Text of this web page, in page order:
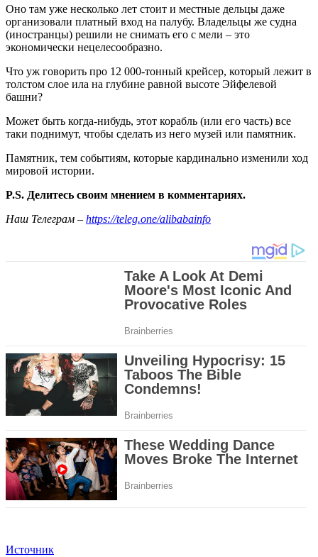
Оно там уже несколько лет стоит и местные дельцы даже
организовали платный вход на палубу. Владельцы же судна
(иностранцы) решили не снимать его с мели – это
экономически нецелесообразно.
Что уж говорить про 12 000-тонный крейсер, который лежит в
толстом слое ила на глубине равной высоте Эйфелевой
башни?
Может быть когда-нибудь, этот корабль (или его часть) все
таки поднимут, чтобы сделать из него музей или памятник.
Памятник, тем событиям, которые кардинально изменили ход
мировой истории.
P.S. Делитесь своим мнением в комментариях.
Наш Телеграм – https://teleg.one/alibabainfo
Источник